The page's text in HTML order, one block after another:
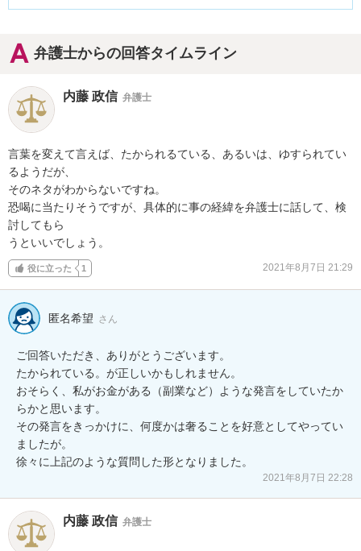
弁護士からの回答タイムライン
内藤 政信 弁護士
言葉を変えて言えば、たかられるている、あるいは、ゆすられてい
るようだが、
そのネタがわからないですね。
恐喝に当たりそうですが、具体的に事の経緯を弁護士に話して、検
討してもら
うといいでしょう。
役に立った 1 2021年8月7日 21:29
匿名希望 さん
ご回答いただき、ありがとうございます。
たかられている。が正しいかもしれません。
おそらく、私がお金がある（副業など）ような発言をしていたか
らかと思います。
その発言をきっかけに、何度かは奢ることを好意としてやってい
ましたが。
2021年8月7日 22:28
内藤 政信 弁護士